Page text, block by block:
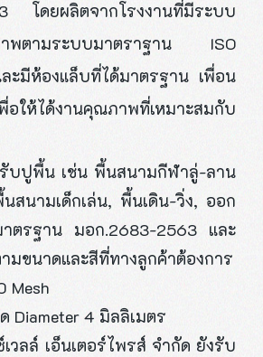
โดยผลิตจากโรงงานที่มีระบบ
าพตามระบบมาตราฐาน ISO
ะมีห้องแล็บที่ได้มาตรฐาน เพื่อน
อให้ได้งานคุณภาพที่เหมาะสมกับ
ปูพื้น เช่น พื้นสนามกีฬาลู่-ลาน
สนามเด็กเล่น, พื้นเดิน-วิ่ง, ออก
ตรฐาน มอก.2683-2563 และ
มขนาดและสีที่ทางลูกค้าต้องการ
Mesh
Diameter 4 มิลลิเมตร
วลล์ เอ็นเตอร์ไพรส์ จำกัด ยังรับ